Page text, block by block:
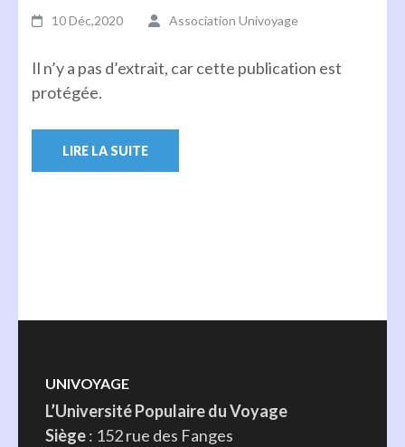
10 Déc,2020 Association Univoyage
Il n’y a pas d’extrait, car cette publication est
protégée.
LIRE LA SUITE
UNIVOYAGE
L’Université Populaire du Voyage
Siège: 152 rue des Fanges